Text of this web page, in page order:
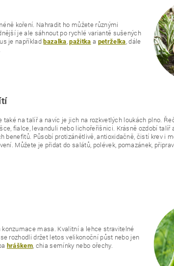
koření. Nahradit ho můžete různými
je ale sáhnout po rychlé variantě sušených
je napříkladbazalka,pažitka a petrželka, dále
také na talíř a navíc je jich na rozkvetlých loukách plno.
fialce, levanduli nebo lichořeřišnici. Krásně ozdobí talíř
benefitů. Působí protizánětlivě, antioxidačně, čistí krev i
Můžete je přidat do salátů, polévek, pomazánek,
masa. Kvalitní a lehce stravitelné
rozhodli držet letos velikonoční půst nebo jen
hráškem, chia semínky nebo ořechy.